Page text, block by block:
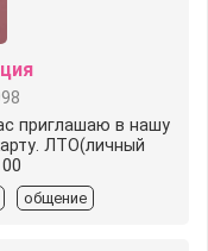
приглашаю в нашу
ЛТО(личный
общение